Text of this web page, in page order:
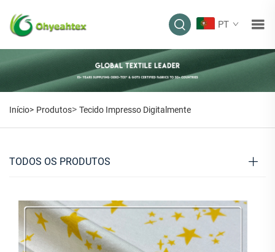
PT
Início> Produtos> Tecido Impresso Digitalmente
TODOS OS PRODUTOS